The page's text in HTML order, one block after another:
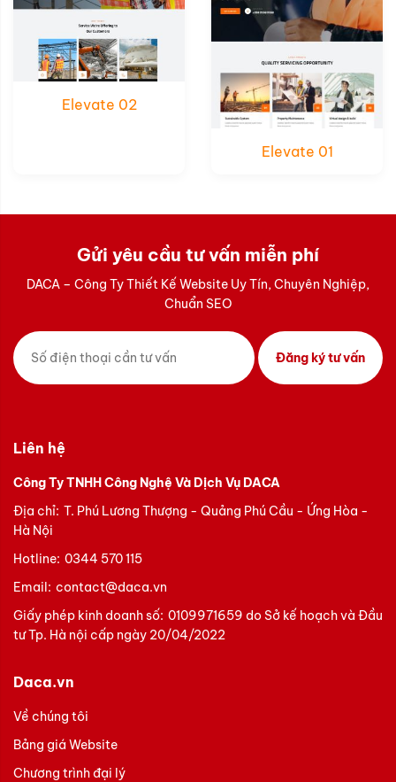
Elevate 02
Elevate 01
Gửi yêu cầu tư vấn miễn phí
DACA – Công Ty Thiết Kế Website Uy Tín, Chuyên Nghiệp,
Chuẩn SEO
Đăng ký tư vấn
Liên hệ
Công Ty TNHH Công Nghệ Và Dịch Vụ DACA
Địa chỉ: T. Phú Lương Thượng - Quảng Phú Cầu - Ứng Hòa -
Hà Nội
Hotline: 0344 570 115
Email: contact@daca.vn
Giấy phép kinh doanh số: 0109971659 do Sở kế hoạch và Đầu
tư Tp. Hà nội cấp ngày 20/04/2022
Daca.vn
Về chúng tôi
Bảng giá Website
Chương trình đại lý